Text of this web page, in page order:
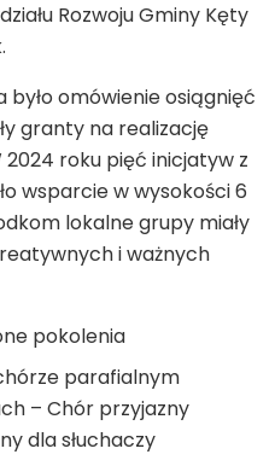
Rozwoju Gminy Kęty
omówienie osiągnięć
granty na realizację
roku pięć inicjatyw z
wsparcie w wysokości 6
lokalne grupy miały
i ważnych
pokolenia
parafialnym
– Chór przyjazny
dla słuchaczy